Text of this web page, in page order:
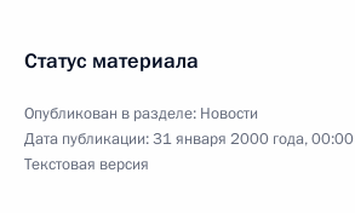
Статус материала
Опубликован в разделе: Новости
Дата публикации:31 января 2000 года, 00:00
Текстовая версия